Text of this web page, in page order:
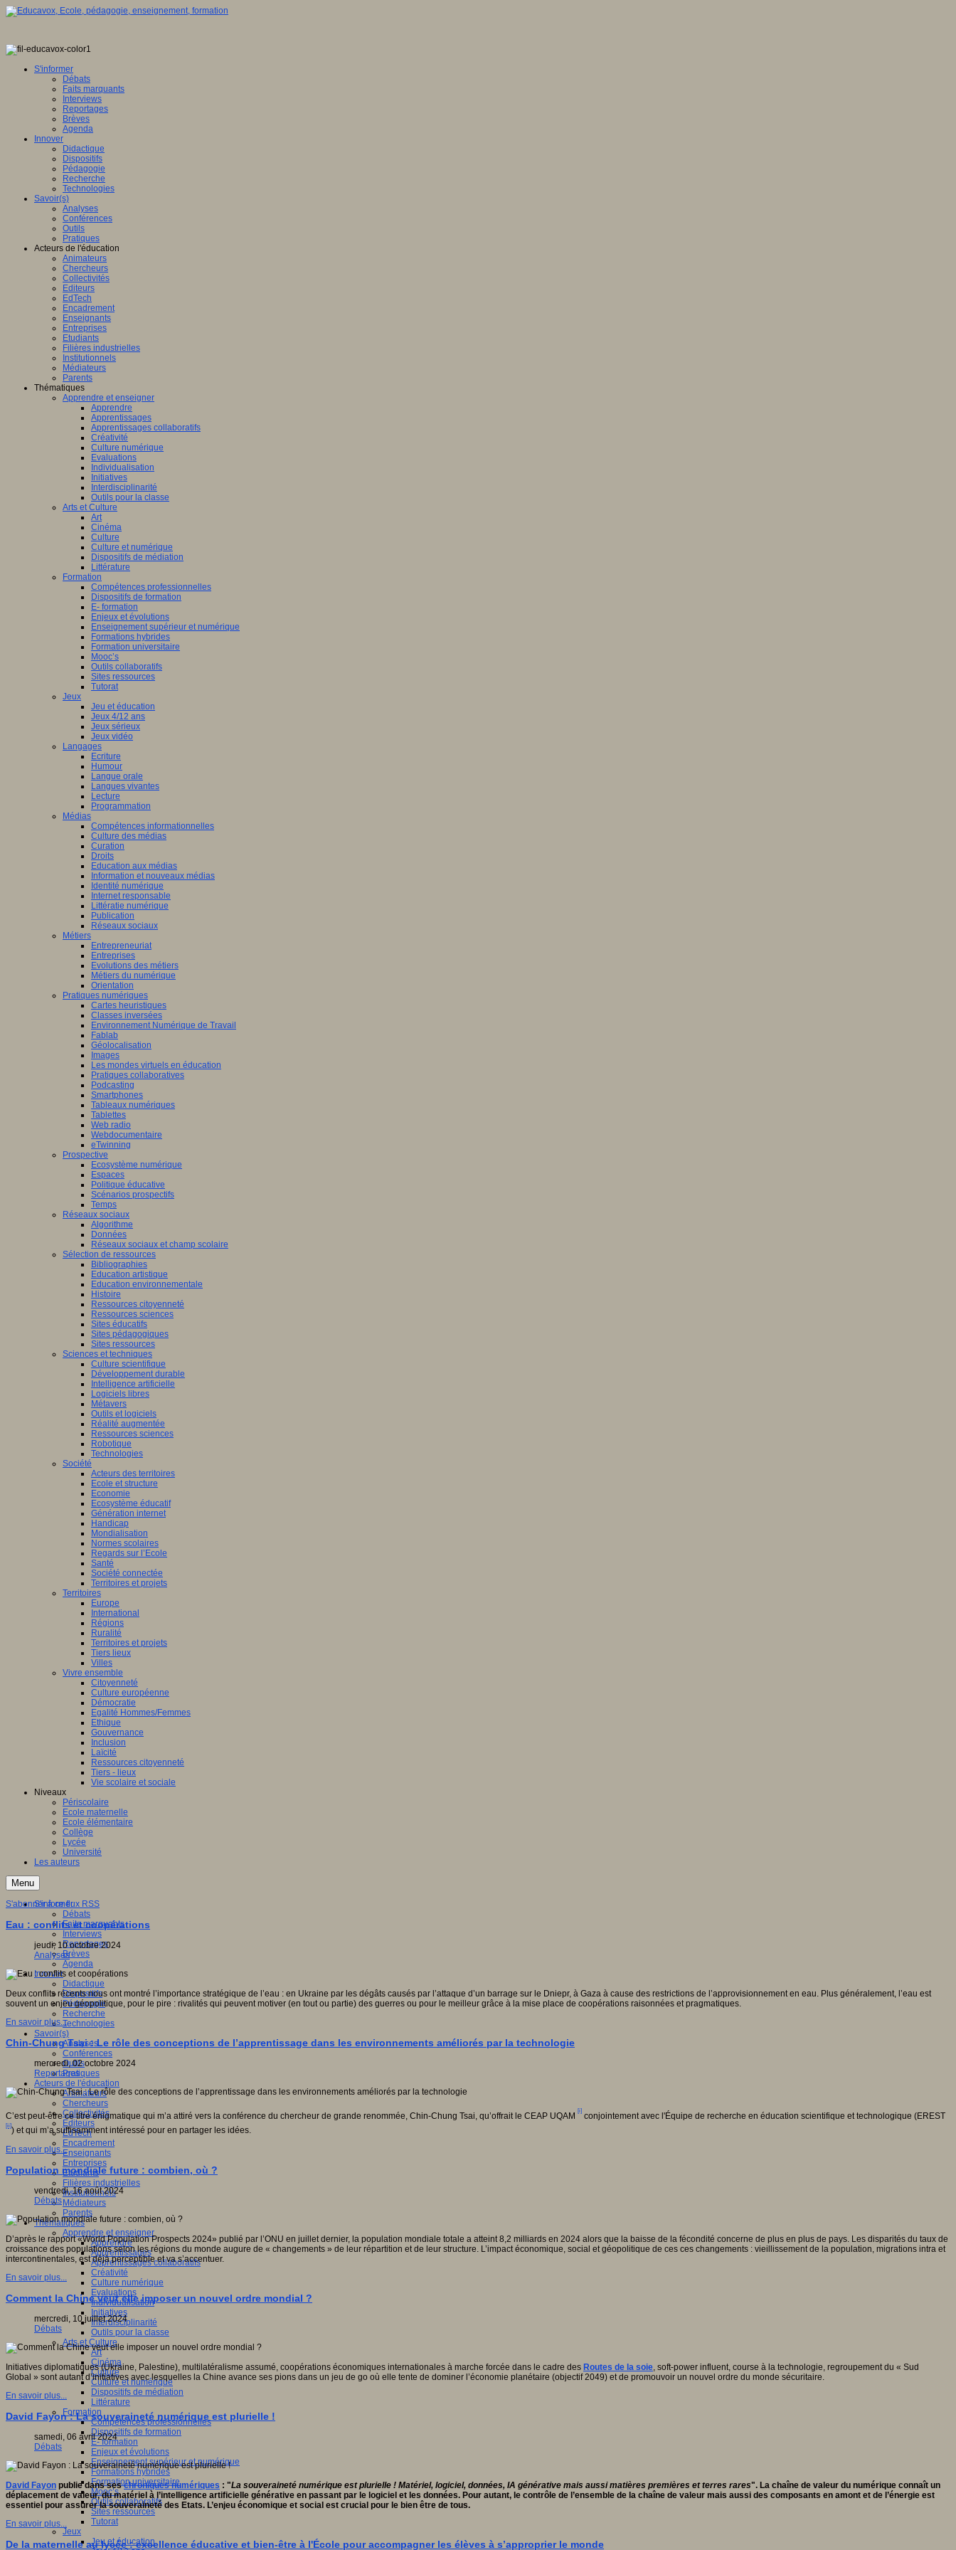
S'informer
Débats
Faits marquants
Interviews
Reportages
Brèves
Agenda
Innover
Didactique
Dispositifs
Pédagogie
Recherche
Technologies
Savoir(s)
Analyses
Conférences
Outils
Pratiques
Acteurs de l'éducation
Animateurs
Chercheurs
Collectivités
Editeurs
EdTech
Encadrement
Enseignants
Entreprises
Etudiants
Filières industrielles
Institutionnels
Médiateurs
Parents
Thématiques
Apprendre et enseigner
Apprendre
Apprentissages
Apprentissages collaboratifs
Créativité
Culture numérique
Evaluations
Individualisation
Initiatives
Interdisciplinarité
Outils pour la classe
Arts et Culture
Art
Cinéma
Culture
Culture et numérique
Dispositifs de médiation
Littérature
Formation
Compétences professionnelles
Dispositifs de formation
E- formation
Enjeux et évolutions
Enseignement supérieur et numérique
Formations hybrides
Formation universitaire
Mooc’s
Outils collaboratifs
Sites ressources
Tutorat
Jeux
Jeu et éducation
Jeux 4/12 ans
Jeux sérieux
Jeux vidéo
Langages
Ecriture
Humour
Langue orale
Langues vivantes
Lecture
Programmation
Médias
Compétences informationnelles
Culture des médias
Curation
Droits
Education aux médias
Information et nouveaux médias
Identité numérique
Internet responsable
Littératie numérique
Publication
Réseaux sociaux
Métiers
Entrepreneuriat
Entreprises
Evolutions des métiers
Métiers du numérique
Orientation
Pratiques numériques
Cartes heuristiques
Classes inversées
Environnement Numérique de Travail
Fablab
Géolocalisation
Images
Les mondes virtuels en éducation
Pratiques collaboratives
Podcasting
Smartphones
Tableaux numériques
Tablettes
Web radio
Webdocumentaire
eTwinning
Prospective
Ecosystème numérique
Espaces
Politique éducative
Scénarios prospectifs
Temps
Réseaux sociaux
Algorithme
Données
Réseaux sociaux et champ scolaire
Sélection de ressources
Bibliographies
Education artistique
Education environnementale
Histoire
Ressources citoyenneté
Ressources sciences
Sites éducatifs
Sites pédagogiques
Sites ressources
Sciences et techniques
Culture scientifique
Développement durable
Intelligence artificielle
Logiciels libres
Métavers
Outils et logiciels
Réalité augmentée
Ressources sciences
Robotique
Technologies
Société
Acteurs des territoires
Ecole et structure
Economie
Ecosystème éducatif
Génération internet
Handicap
Mondialisation
Normes scolaires
Regards sur l’Ecole
Santé
Société connectée
Territoires et projets
Territoires
Europe
International
Régions
Ruralité
Territoires et projets
Tiers lieux
Villes
Vivre ensemble
Citoyenneté
Culture européenne
Démocratie
Egalité Hommes/Femmes
Ethique
Gouvernance
Inclusion
Laïcité
Ressources citoyenneté
Tiers - lieux
Vie scolaire et sociale
Niveaux
Périscolaire
Ecole maternelle
Ecole élémentaire
Collège
Lycée
Université
Les auteurs
Menu
S'informer
Débats
Faits marquants
Interviews
Reportages
Brèves
Agenda
Innover
Didactique
Dispositifs
Pédagogie
Recherche
Technologies
Savoir(s)
Analyses
Conférences
Outils
Pratiques
Acteurs de l'éducation
Animateurs
Chercheurs
Collectivités
Editeurs
EdTech
Encadrement
Enseignants
Entreprises
Etudiants
Filières industrielles
Institutionnels
Médiateurs
Parents
Thématiques
Apprendre et enseigner
Apprendre
Apprentissages
Apprentissages collaboratifs
Créativité
Culture numérique
Evaluations
Individualisation
Initiatives
Interdisciplinarité
Outils pour la classe
Arts et Culture
Art
Cinéma
Culture
Culture et numérique
Dispositifs de médiation
Littérature
Formation
Compétences professionnelles
Dispositifs de formation
E- formation
Enjeux et évolutions
Enseignement supérieur et numérique
Formations hybrides
Formation universitaire
Mooc’s
Outils collaboratifs
Sites ressources
Tutorat
Jeux
Jeu et éducation
S'abonner à ce flux RSS
Eau : conflits et coopérations
jeudi, 10 octobre 2024
Analyses
Deux conflits récents nous ont montré l’importance stratégique de l’eau : en Ukraine par les dégâts causés par l’attaque d’un barrage sur le Dniepr, à Gaza à cause des restrictions de l’approvisionnement en eau. Plus généralement, l’eau est
souvent un enjeu géopolitique, pour le pire : rivalités qui peuvent motiver (en tout ou partie) des guerres ou pour le meilleur grâce à la mise place de coopérations raisonnées et pragmatiques.
En savoir plus...
Chin-Chung Tsai : Le rôle des conceptions de l’apprentissage dans les environnements améliorés par la technologie
mercredi, 02 octobre 2024
Reportages
C’est peut-être ce titre énigmatique qui m’a attiré vers la conférence du chercheur de grande renommée, Chin-Chung Tsai, qu’offrait le CEAP UQAM
[i]
conjointement avec l'Équipe de recherche en éducation scientifique et technologique (EREST
[ii]
) et qui m’a suffisamment intéressé pour en partager les idées.
En savoir plus...
Population mondiale future : combien, où ?
vendredi, 16 août 2024
Débats
D’après le rapport «World Population Prospects 2024» publié par l’ONU en juillet dernier, la population mondiale totale a atteint 8,2 milliards en 2024 alors que la baisse de la fécondité concerne de plus en plus de pays. Les disparités du taux de
croissance des populations selon les régions du monde augure de « changements » de leur répartition et de leur structure. L’impact économique, social et géopolitique de ces ces changements : vieillissement de la population, migrations intra et
intercontinentales, est déjà perceptible et va s’accentuer.
En savoir plus...
Comment la Chine veut elle imposer un nouvel ordre mondial ?
mercredi, 10 juillet 2024
Débats
Initiatives diplomatiques (Ukraine, Palestine), multilatéralisme assumé, coopérations économiques internationales à marche forcée dans le cadre des Routes de la soie, soft-power influent, course à la technologie, regroupement du « Sud
Global » sont autant d’initiatives avec lesquelles la Chine avance ses pions dans un jeu de go où elle tente de dominer l’économie planétaire (objectif 2049) et de promouvoir un nouvel ordre du monde sécuritaire.
En savoir plus...
David Fayon : La souveraineté numérique est plurielle !
samedi, 06 avril 2024
Débats
David Fayon publie dans seschroniques numériques : "La souveraineté numérique est plurielle ! Matériel, logiciel, données, IA générative mais aussi matières premières et terres rares". La chaîne de valeur du numérique connaît un
déplacement de valeur, du matériel à l’intelligence artificielle générative en passant par le logiciel et les données. Pour autant, le contrôle de l’ensemble de la chaîne de valeur mais aussi des composants en amont et de l’énergie est
essentiel pour assurer la souveraineté des Etats. L’enjeu économique et social est crucial pour le bien être de tous.
En savoir plus...
De la maternelle au lycée : excellence éducative et bien-être à l'École pour accompagner les élèves à s’approprier le monde